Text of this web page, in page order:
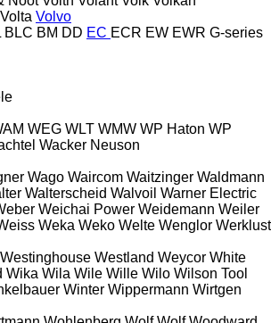
Volta Volvo
BLC BM DD EC ECR EW EWR G-series
WEG WLT WMW WP Haton WP
Wacker Neuson
Wago Waircom Waitzinger Waldmann
Walterscheid Walvoil Warner Electric
Weichai Power Weidemann Weiler
Weka Weko Welte Wenglor Werklust
Westinghouse Westland Weycor White
Wika Wila Wile Wille Wilo Wilson Tool
Winter Wippermann Wirtgen